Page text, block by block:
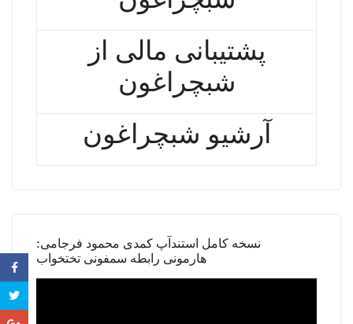
پشتیبانی مالی از
شبچراغون
آرشیو شبچراغون
نسخه کامل استندآپ کمدی محمود فرجامی:
هارمونی رابطه سمفونی تختخواب